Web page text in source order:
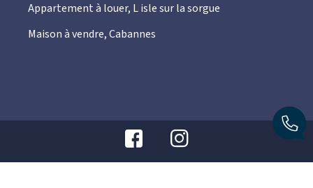
Appartement à louer, L isle sur la sorgue
Maison à vendre, Cabannes